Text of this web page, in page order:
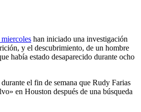
han iniciado una investigación
y el descubrimiento, de un hombre
había estado desaparecido durante ocho
el fin de semana que Rudy Farias
en Houston después de una búsqueda